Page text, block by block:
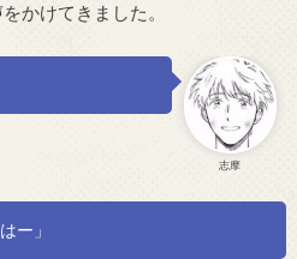
かけてきました。
志摩
ー」